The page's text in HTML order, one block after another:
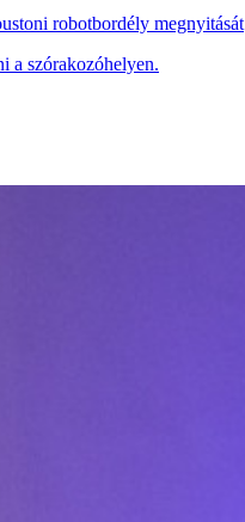
robotbordély megnyitását
a szórakozóhelyen.